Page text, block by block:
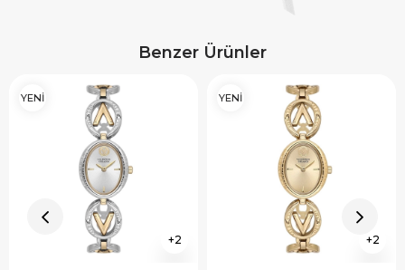
Benzer Ürünler
2
YENİ
2
YENİ